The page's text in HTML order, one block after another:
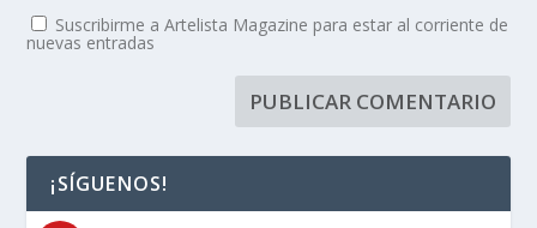
Suscribirme a Artelista Magazine para estar al corriente de
nuevas entradas
¡SÍGUENOS!